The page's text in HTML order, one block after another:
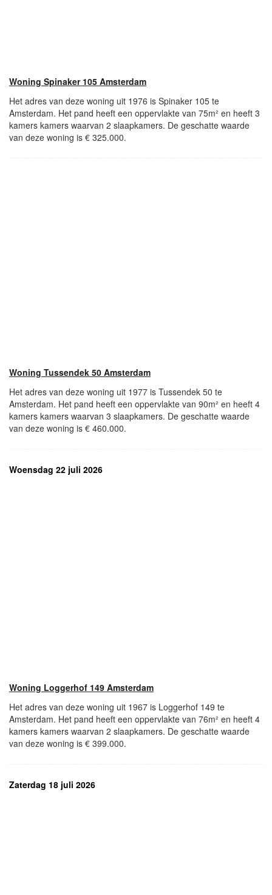
Woning Spinaker 105 Amsterdam
Het adres van deze woning uit 1976 is Spinaker 105 te
Amsterdam. Het pand heeft een oppervlakte van 75m² en heeft 3
kamers kamers waarvan 2 slaapkamers. De geschatte waarde
van deze woning is € 325.000.
Woning Tussendek 50 Amsterdam
Het adres van deze woning uit 1977 is Tussendek 50 te
Amsterdam. Het pand heeft een oppervlakte van 90m² en heeft 4
kamers kamers waarvan 3 slaapkamers. De geschatte waarde
van deze woning is € 460.000.
Woensdag 22 juli 2026
Woning Loggerhof 149 Amsterdam
Het adres van deze woning uit 1967 is Loggerhof 149 te
Amsterdam. Het pand heeft een oppervlakte van 76m² en heeft 4
kamers kamers waarvan 2 slaapkamers. De geschatte waarde
van deze woning is € 399.000.
Zaterdag 18 juli 2026